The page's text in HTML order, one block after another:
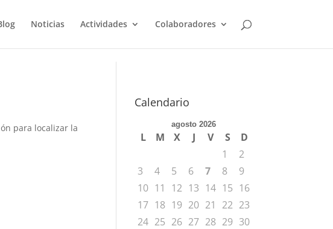
Noticias Actividades Colaboradores
para localizar la
Calendario
agosto 2026
L M X J V S
D
1
2
3
4 5 6 7 8
9
10 11 12 13 14 15 16
17 18 19 20 21 22 23
24 25 26 27 28 29 30